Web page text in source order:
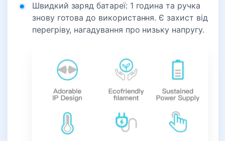
Швидкий заряд батареї: 1 година та ручка
знову готова до використання. Є захист від
перегріву, нагадування про низьку напругу.